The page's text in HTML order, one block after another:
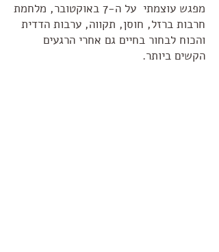
מפגש עוצמתי על ה-7 באוקטובר, מלחמת
חרבות ברזל, חוסן, תקווה, ערבות הדדית
והכוח לבחור בחיים גם אחרי הרגעים
הקשים ביותר.